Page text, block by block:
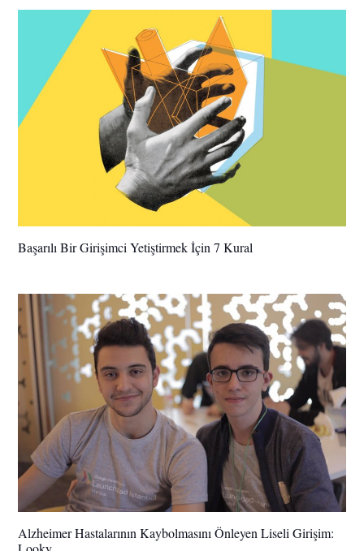
Başarılı Bir Girişimci Yetiştirmek İçin 7 Kural
Alzheimer Hastalarının Kaybolmasını Önleyen Liseli Girişim: